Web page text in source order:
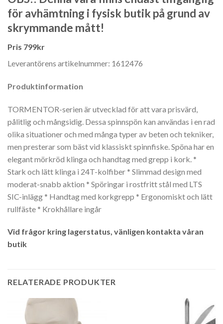
för avhämtning i fysisk butik på grund av
skrymmande mått!
Pris 799kr
Leverantörens artikelnummer: 1612476
Produktinformation
TORMENTOR-serien är utvecklad för att vara prisvärd,
pålitlig och mångsidig. Dessa spinnspön kan användas i en rad
olika situationer och med många typer av beten och tekniker,
men presterar som bäst vid klassiskt spinnfiske. Spöna har en
elegant mörkröd klinga och handtag med grepp i kork. *
Stark och lätt klinga i 24T-kolfiber * Slimmad design med
moderat-snabb aktion * Spöringar i rostfritt stål med LTS
SIC-inlägg * Handtag med korkgrepp * Ergonomiskt och lätt
rullfäste * Krokhållare ingår
Vid frågor kring lagerstatus, vänligen kontakta våran
butik
RELATERADE PRODUKTER